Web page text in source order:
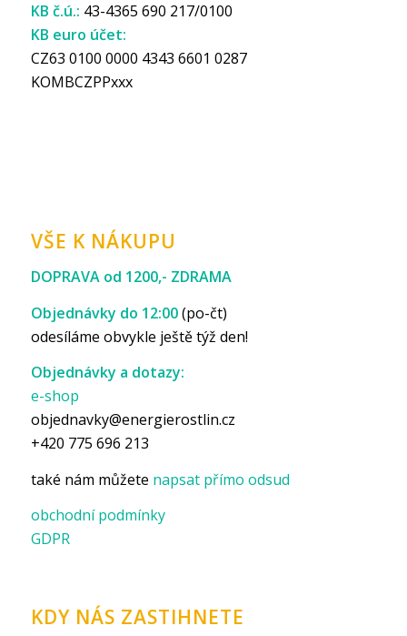
KB č.ú.: 43-4365 690 217/0100
KB euro účet:
CZ63 0100 0000 4343 6601 0287
KOMBCZPPxxx
VŠE K NÁKUPU
DOPRAVA od 1200,- ZDRAMA
Objednávky do 12:00(po-čt)
odesíláme obvykle ještě týž den!
Objednávky a dotazy:
e-shop
objednavky@energierostlin.cz
+420 775 696 213
také nám můžete napsat přímo odsud
obchodní podmínky
GDPR
KDY NÁS ZASTIHNETE